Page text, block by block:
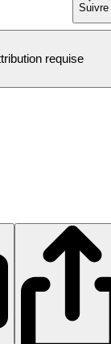
Suivre
requise